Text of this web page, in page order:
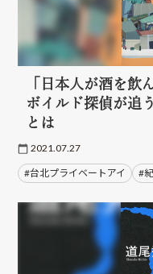
「日本人が酒を
ボイルド探偵が追
とは
2021.07.27
#台北プライベートアイ #